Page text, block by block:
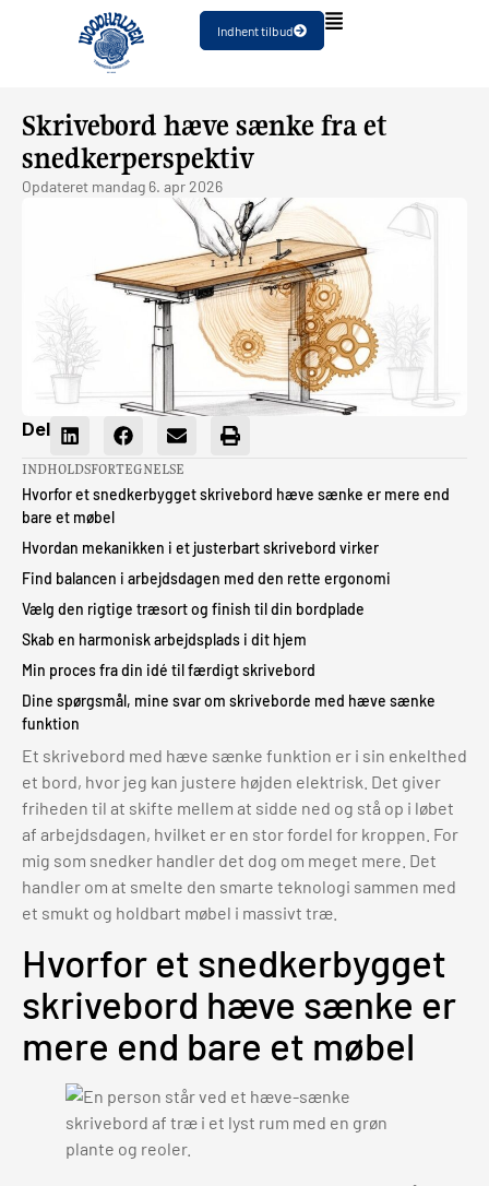
Indhent tilbud
Skrivebord hæve sænke fra et
snedkerperspektiv
Opdateret mandag 6. apr 2026
Del
INDHOLDSFORTEGNELSE
Hvorfor et snedkerbygget skrivebord hæve sænke er mere end
bare et møbel
Hvordan mekanikken i et justerbart skrivebord virker
Find balancen i arbejdsdagen med den rette ergonomi
Vælg den rigtige træsort og finish til din bordplade
Skab en harmonisk arbejdsplads i dit hjem
Min proces fra din idé til færdigt skrivebord
Dine spørgsmål, mine svar om skriveborde med hæve sænke
funktion
Et skrivebord med hæve sænke funktion er i sin enkelthed
et bord, hvor jeg kan justere højden elektrisk. Det giver
friheden til at skifte mellem at sidde ned og stå op i løbet
af arbejdsdagen, hvilket er en stor fordel for kroppen. For
mig som snedker handler det dog om meget mere. Det
handler om at smelte den smarte teknologi sammen med
et smukt og holdbart møbel i massivt træ.
Hvorfor et snedkerbygget
skrivebord hæve sænke er
mere end bare et møbel